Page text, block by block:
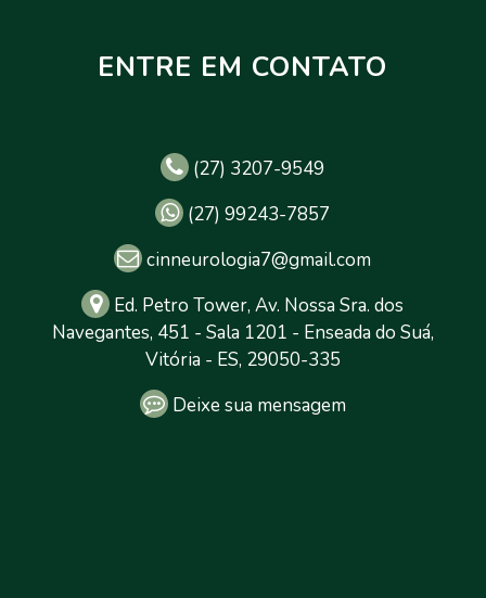
ENTRE EM CONTATO
(27) 3207-9549
(27) 99243-7857
cinneurologia7@gmail.com
Ed. Petro Tower, Av. Nossa Sra. dos
Navegantes, 451 - Sala 1201 - Enseada do Suá,
Vitória - ES, 29050-335
Deixe sua mensagem